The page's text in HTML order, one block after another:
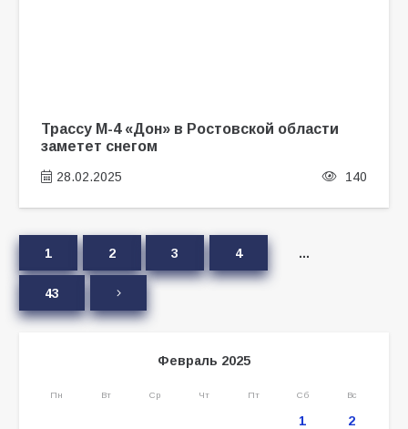
Трассу М-4 «Дон» в Ростовской области
заметет снегом
28.02.2025 140
1 2 3 4 …
43
Февраль 2025
Пн Вт Ср Чт Пт Сб Вс
1
2